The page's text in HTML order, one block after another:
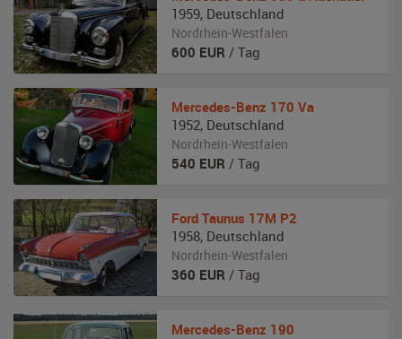
1959, Deutschland
Nordrhein-Westfalen
600 EUR / Tag
Mercedes-Benz 170 Va
1952, Deutschland
Nordrhein-Westfalen
540 EUR / Tag
Ford Taunus 17M P2
1958, Deutschland
Nordrhein-Westfalen
360 EUR / Tag
Mercedes-Benz 190